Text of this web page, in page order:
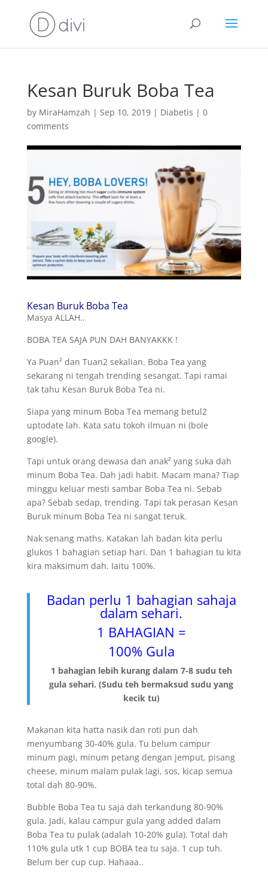
Kesan Buruk Boba Tea
by MiraHamzah | Sep 10, 2019| Diabetis | 0
comments
Kesan Buruk Boba Tea
Masya ALLAH..
BOBA TEA SAJA PUN DAH BANYAKKK !
Ya Puan² dan Tuan2 sekalian. Boba Tea yang
sekarang ni tengah trending sesangat. Tapi ramai
tak tahu Kesan Buruk Boba Tea ni.
Siapa yang minum Boba Tea memang betul2
uptodate lah. Kata satu tokoh ilmuan ni (bole
google).
Tapi untuk orang dewasa dan anak² yang suka dah
minum Boba Tea. Dah jadi habit. Macam mana? Tiap
minggu keluar mesti sambar Boba Tea ni. Sebab
apa? Sebab sedap, trending. Tapi tak perasan Kesan
Buruk minum Boba Tea ni sangat teruk.
Nak senang maths. Katakan lah badan kita perlu
glukos 1 bahagian setiap hari. Dan 1 bahagian tu kita
kira maksimum dah. Iaitu 100%.
Badan perlu 1 bahagian sahaja
dalam sehari.
1 BAHAGIAN =
100% Gula
1 bahagian lebih kurang dalam 7-8 sudu teh
gula sehari. (Sudu teh bermaksud sudu yang
kecik tu)
Makanan kita hatta nasik dan roti pun dah
menyumbang 30-40% gula. Tu belum campur
minum pagi, minum petang dengan jemput, pisang
cheese, minum malam pulak lagi, sos, kicap semua
total dah 80-90%.
Bubble Boba Tea tu saja dah terkandung 80-90%
gula. Jadi, kalau campur gula yang added dalam
Boba Tea tu pulak (adalah 10-20% gula). Total dah
110% gula utk 1 cup BOBA tea tu saja. 1 cup tuh.
Belum ber cup cup. Hahaaa..